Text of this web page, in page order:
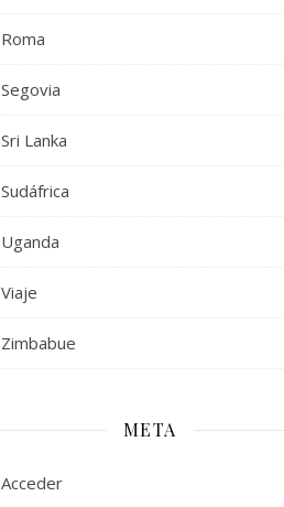
Roma
Segovia
Sri Lanka
Sudáfrica
Uganda
Viaje
Zimbabue
META
Acceder